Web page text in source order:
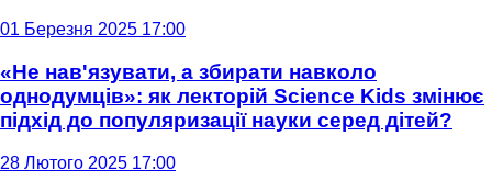
01 Березня 2025 17:00
«Не нав'язувати, а збирати навколо
однодумців»: як лекторій Science Kids змінює
підхід до популяризації науки серед дітей?
28 Лютого 2025 17:00